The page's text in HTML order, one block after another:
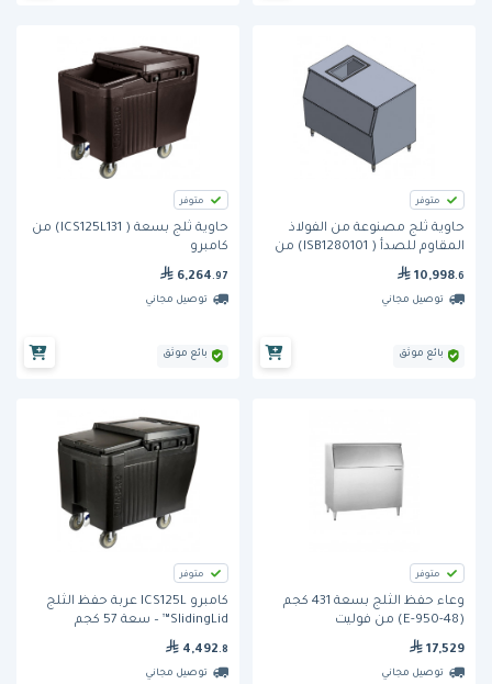
متوفر
حاوية ثلج مصنوعة من الفولاذ
المقاوم للصدأ ( ISB1280101) من
10,998.6
توصيل مجاني
بائع موثق
متوفر
حاوية ثلج بسعة ( ICS125L131) من
كامبرو
6,264 .97
توصيل مجاني
بائع موثق
متوفر
وعاء حفظ الثلج بسعة 431 كجم
(E-950-48) من فوليت
17,529
توصيل مجاني
متوفر
كامبرو ICS125L عربة حفظ الثلج
SlidingLid™ – سعة 57 كجم
4,492 .8
توصيل مجاني